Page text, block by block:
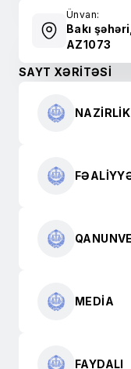
Ünvan:
Bakı
AZ1073
SAYT XƏRİTƏSİ
NAZIRLIK
MEDIA
FAYDALI